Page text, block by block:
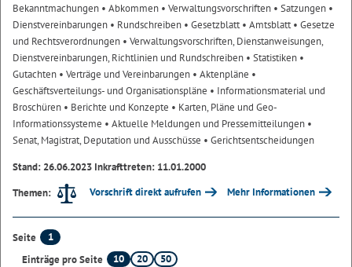
Bekanntmachungen • Abkommen • Verwaltungsvorschriften • Satzungen •
Dienstvereinbarungen • Rundschreiben • Gesetzblatt• Amtsblatt• Gesetze
und Rechtsverordnungen • Verwaltungsvorschriften, Dienstanweisungen,
Dienstvereinbarungen, Richtlinien und Rundschreiben • Statistiken •
Gutachten • Verträge und Vereinbarungen • Aktenpläne •
Geschäftsverteilungs- und Organisationspläne • Informationsmaterial und
Broschüren • Berichte und Konzepte • Karten, Pläne und Geo-
Informationssysteme • Aktuelle Meldungen und Pressemitteilungen •
Senat, Magistrat, Deputation und Ausschüsse • Gerichtsentscheidungen
Stand: 26.06.2023 Inkrafttreten: 11.01.2000
Themen:
Vorschrift direkt aufrufen Mehr Informationen
Seite
1
Einträge pro Seite
10 20 50